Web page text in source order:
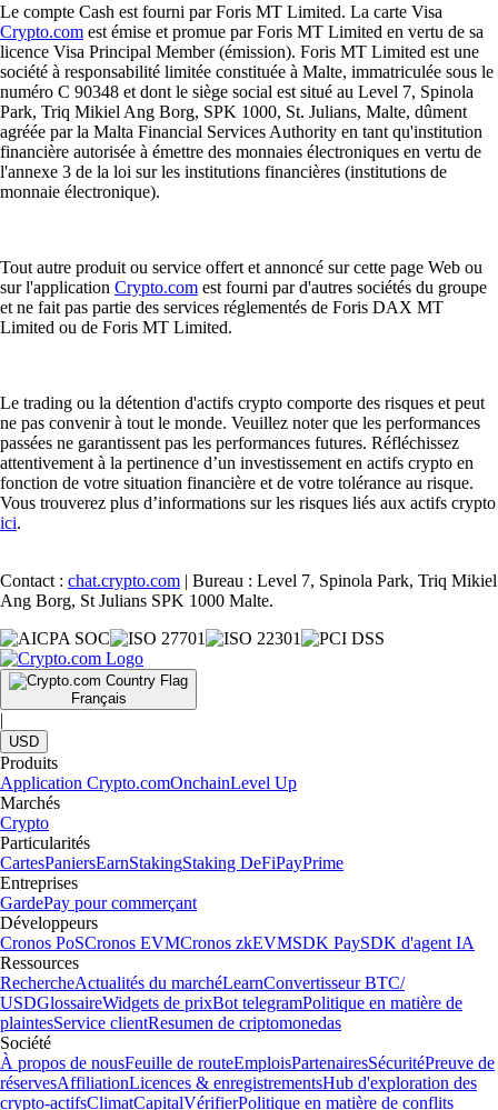
Le compte Cash est fourni par Foris MT Limited. La carte Visa
Crypto.com est émise et promue par Foris MT Limited en vertu de sa
licence Visa Principal Member (émission). Foris MT Limited est une
société à responsabilité limitée constituée à Malte, immatriculée sous le
numéro C 90348 et dont le siège social est situé au Level 7, Spinola
Park, Triq Mikiel Ang Borg, SPK 1000, St. Julians, Malte, dûment
agréée par la Malta Financial Services Authority en tant qu'institution
financière autorisée à émettre des monnaies électroniques en vertu de
l'annexe 3 de la loi sur les institutions financières (institutions de
monnaie électronique).
Tout autre produit ou service offert et annoncé sur cette page Web ou
sur l'application Crypto.com est fourni par d'autres sociétés du groupe
et ne fait pas partie des services réglementés de Foris DAX MT
Limited ou de Foris MT Limited.
Le trading ou la détention d'actifs crypto comporte des risques et peut
ne pas convenir à tout le monde. Veuillez noter que les performances
passées ne garantissent pas les performances futures. Réfléchissez
attentivement à la pertinence d’un investissement en actifs crypto en
fonction de votre situation financière et de votre tolérance au risque.
Vous trouverez plus d’informations sur les risques liés aux actifs crypto
ici.
Contact : chat.crypto.com | Bureau : Level 7, Spinola Park, Triq Mikiel
Ang Borg, St Julians SPK 1000 Malte.
Français
|
USD
Produits
Application Crypto.comOnchainLevel Up
Marchés
Crypto
Particularités
CartesPaniersEarnStakingStaking DeFiPayPrime
Entreprises
GardePay pour commerçant
Développeurs
Cronos PoSCronos EVMCronos zkEVMSDK PaySDK d'agent IA
Ressources
RechercheActualités du marchéLearnConvertisseur BTC/
USDGlossaireWidgets de prixBot telegramPolitique en matière de
plaintesService clientResumen de criptomonedas
Société
À propos de nousFeuille de routeEmploisPartenairesSécuritéPreuve de
réservesAffiliationLicences & enregistrementsHub d'exploration des
crypto-actifsClimatCapitalVérifierPolitique en matière de conflits